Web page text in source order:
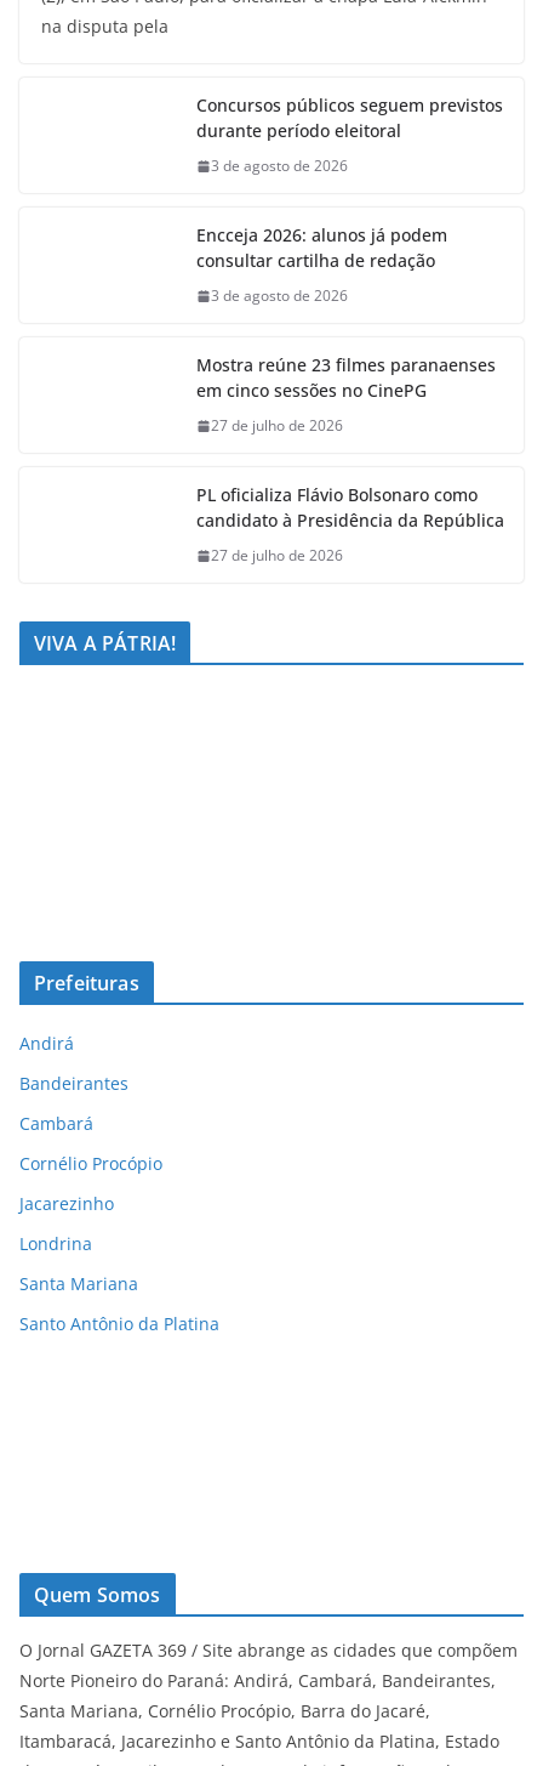
na disputa pela
Concursos públicos seguem previstos
durante período eleitoral
3 de agosto de 2026
Encceja 2026: alunos já podem
consultar cartilha de redação
3 de agosto de 2026
Mostra reúne 23 filmes paranaenses
em cinco sessões no CinePG
27 de julho de 2026
PL oficializa Flávio Bolsonaro como
candidato à Presidência da República
27 de julho de 2026
VIVA A PÁTRIA!
Prefeituras
Andirá
Bandeirantes
Cambará
Cornélio Procópio
Jacarezinho
Londrina
Santa Mariana
Santo Antônio da Platina
Quem Somos
O Jornal GAZETA 369 / Site abrange as cidades que compõem
Norte Pioneiro do Paraná: Andirá, Cambará, Bandeirantes,
Santa Mariana, Cornélio Procópio, Barra do Jacaré,
Itambaracá, Jacarezinho e Santo Antônio da Platina, Estado